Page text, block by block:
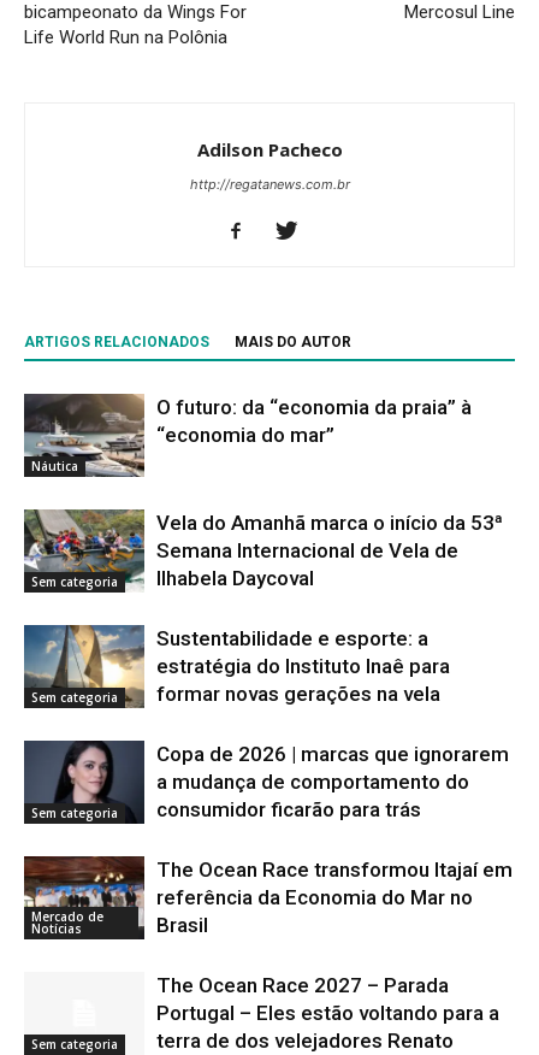
bicampeonato da Wings For
Life World Run na Polônia
Mercosul Line
Adilson Pacheco
http://regatanews.com.br
ARTIGOS RELACIONADOS MAIS DO AUTOR
Náutica
O futuro: da “economia da praia” à
“economia do mar”
Sem categoria
Vela do Amanhã marca o início da 53ª
Semana Internacional de Vela de
Ilhabela Daycoval
Sem categoria
Sustentabilidade e esporte: a
estratégia do Instituto Inaê para
formar novas gerações na vela
Sem categoria
Copa de 2026 | marcas que ignorarem
a mudança de comportamento do
consumidor ficarão para trás
Mercado de
Notícias
The Ocean Race transformou Itajaí em
referência da Economia do Mar no
Brasil
Sem categoria
The Ocean Race 2027 – Parada
Portugal – Eles estão voltando para a
terra de dos velejadores Renato